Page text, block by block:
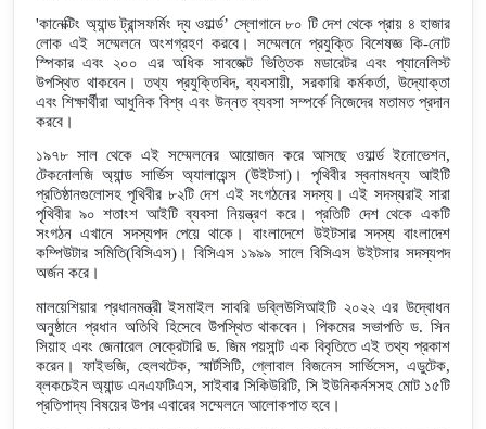
'কানেক্টিং অ্যান্ড ট্রান্সফর্মিং দ্য ওয়ার্ল্ড’ স্লোগানে ৮০ টি দেশ থেকে প্রায় ৪ হাজার
লোক এই সম্মেলনে অংশগ্রহণ করবে। সম্মেলনে প্রযুক্তি বিশেষজ্ঞ কি-নোট
স্পিকার এবং ২০০ এর অধিক সাবজেক্ট ভিত্তিক মডারেটর এবং প্যানেলিস্ট
উপস্থিত থাকবেন। তথ্য প্রযুক্তিবিদ, ব্যবসায়ী, সরকারি কর্মকর্তা, উদ্যোক্তা
এবং শিক্ষার্থীরা আধুনিক বিশ্ব এবং উন্নত ব্যবসা সম্পর্কে নিজেদের মতামত প্রদান
করবে।
১৯৭৮ সাল থেকে এই সম্মেলনের আয়োজন করে আসছে ওয়ার্ল্ড ইনোভেশন,
টেকনোলজি অ্যান্ড সার্ভিস অ্যালায়েন্স (উইটসা)। পৃথিবীর স্বনামধন্য আইটি
প্রতিষ্ঠানগুলোসহ পৃথিবীর ৮২টি দেশ এই সংগঠনের সদস্য। এই সদস্যরাই সারা
পৃথিবীর ৯০ শতাংশ আইটি ব্যবসা নিয়ন্ত্রণ করে। প্রতিটি দেশ থেকে একটি
সংগঠন এখানে সদস্যপদ পেয়ে থাকে। বাংলাদেশে উইটসার সদস্য বাংলাদেশ
কম্পিউটার সমিতি(বিসিএস)। বিসিএস ১৯৯৯ সালে বিসিএস উইটসার সদস্যপদ
অর্জন করে।
মালয়েশিয়ার প্রধানমন্ত্রী ইসমাইল সাবরি ডব্লিউসিআইটি ২০২২ এর উদ্বোধন
অনুষ্ঠানে প্রধান অতিথি হিসেবে উপস্থিত থাকবেন। পিকমের সভাপতি ড. সিন
সিয়াহ এবং জেনারেল সেক্রেটারি ড. জিম পয়সান্ট এক বিবৃতিতে এই তথ্য প্রকাশ
করেন। ফাইভজি, হেলথটেক, স্মার্টসিটি, গ্লোবাল বিজনেস সার্ভিসেস, এডুটেক,
ব্লকচেইন অ্যান্ড এনএফটিএস, সাইবার সিকিউরিটি, সি ইউনিকর্নসসহ মোট ১৫টি
প্রতিপাদ্য বিষয়ের উপর এবারের সম্মেলনে আলোকপাত হবে।